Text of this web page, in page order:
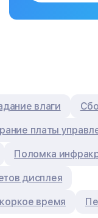
влаги
платы
Поломка
дисплея
время